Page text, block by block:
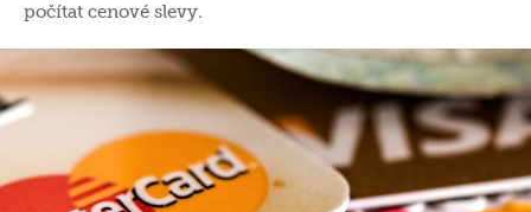
KONTAKT
ON-LINE ZALOŽENÍ S.R.O.
počítat cenové slevy.